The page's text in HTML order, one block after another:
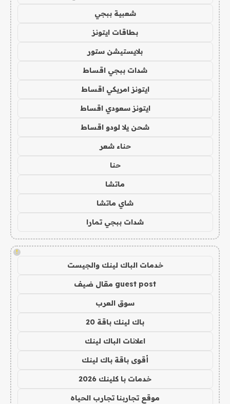
شعبية ببجي
بطاقات ايتونز
بلايستيشن ستور
شدات ببجي اقساط
ايتونز امريكي اقساط
ايتونز سعودي اقساط
شحن يلا لودو اقساط
حناء شعر
حنا
ماتشا
شاي ماتشا
شدات ببجي تمارا
!
خدمات الباك لينك والجيست
guest post مقال ضيف
سوق العرب
باك لينك باقة 20
اعلانات الباك لينك
أقوى باقة باك لينك
خدمات با كلينك 2026
موقع تجاربنا تجارب الحياه